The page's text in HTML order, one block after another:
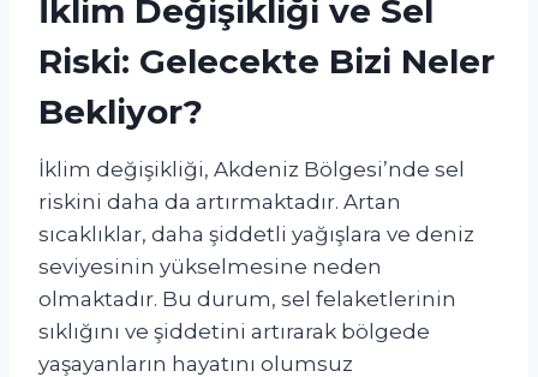
İklim Değişikliği ve Sel
Riski: Gelecekte Bizi Neler
Bekliyor?
İklim değişikliği, Akdeniz Bölgesi’nde sel
riskini daha da artırmaktadır. Artan
sıcaklıklar, daha şiddetli yağışlara ve deniz
seviyesinin yükselmesine neden
olmaktadır. Bu durum, sel felaketlerinin
sıklığını ve şiddetini artırarak bölgede
yaşayanların hayatını olumsuz